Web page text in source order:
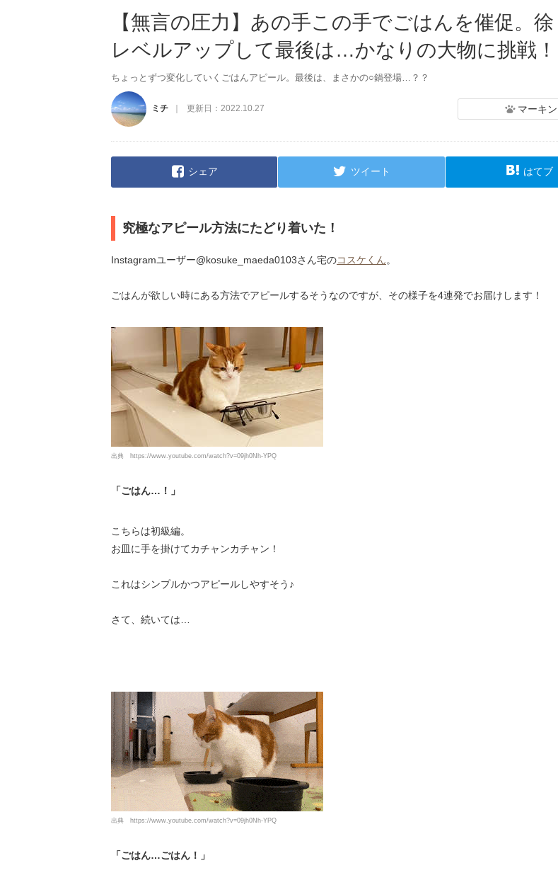
【無言の圧力】あの手この手でごはんを催促。徐
レベルアップして最後は…かなりの大物に挑戦！
ちょっとずつ変化していくごはんアピール。最後は、まさかの○鍋登場…？？
ミチ 更新日： 2022.10.27 マーキ
シェア ツイート はてブ
究極なアピール方法にたどり着いた！
Instagramユーザー@kosuke_maeda0103さん宅のコスケくん。
ごはんが欲しい時にある方法でアピールするそうなのですが、その様子を4連発でお届けします！
出典 https://www.youtube.com/watch?v=09jh0Nh-YPQ
「ごはん…！」
こちらは初級編。
お皿に手を掛けてカチャンカチャン！
これはシンプルかつアピールしやすそう♪
さて、続いては…
出典 https://www.youtube.com/watch?v=09jh0Nh-YPQ
「ごはん…ごはん！」